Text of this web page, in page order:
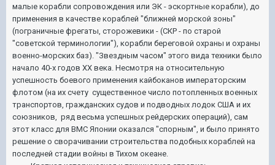
малые корабли сопровождения или ЭК - эскортные корабли), до
применения в качестве кораблей "ближней морской зоны"
(пограничные фрегаты, сторожевики - (СКР - по старой
"советской терминологии"), корабли береговой охраны и охраны
военно-морских баз). "Звездным часом" этого вида техники было
начало 40-х годов XX века. Несмотря на относительную
успешность боевого применения кайбоканов императорским
флотом (на их счету существенное число потопленных военных
транспортов, гражданских судов и подводных лодок США и их
союзников, ряд весьма успешных рейдерских операций), сам
этот класс для ВМС Японии оказался "спорным", и было принято
решение о сворачивании строительства подобных кораблей на
последней стадии войны в Тихом океане.